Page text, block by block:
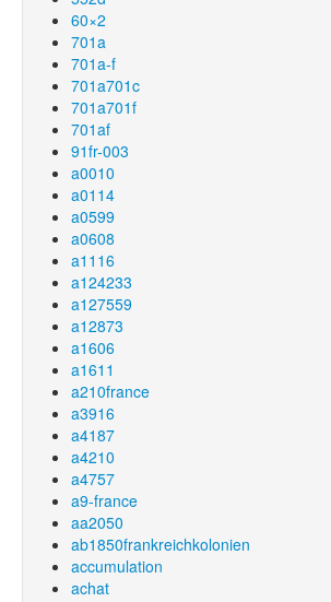
60×2
701a
701a-f
701a701c
701a701f
701af
91fr-003
a0010
a0114
a0599
a0608
a1116
a124233
a127559
a12873
a1606
a1611
a210france
a3916
a4187
a4210
a4757
a9-france
aa2050
ab1850frankreichkolonien
accumulation
achat